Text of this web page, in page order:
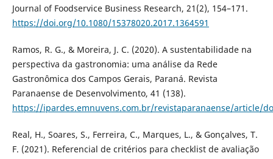
Journal of Foodservice Business Research, 21(2), 154–171.
https://doi.org/10.1080/15378020.2017.1364591
Ramos, R. G., & Moreira, J. C. (2020). A sustentabilidade na
perspectiva da gastronomia: uma análise da Rede
Gastronômica dos Campos Gerais, Paraná. Revista
Paranaense de Desenvolvimento, 41 (138).
https://ipardes.emnuvens.com.br/revistaparanaense/article/
Real, H., Soares, S., Ferreira, C., Marques, L., & Gonçalves, T.
F. (2021). Referencial de critérios para checklist de avaliação